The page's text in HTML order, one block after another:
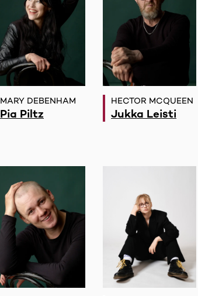
MARY DEBENHAM
Pia Piltz
HECTOR MCQUEEN
Jukka Leisti